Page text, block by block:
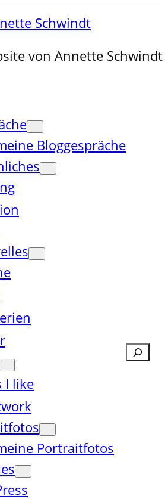
von Annette Schwindt
Bloggespräche
I like
Portraitfotos